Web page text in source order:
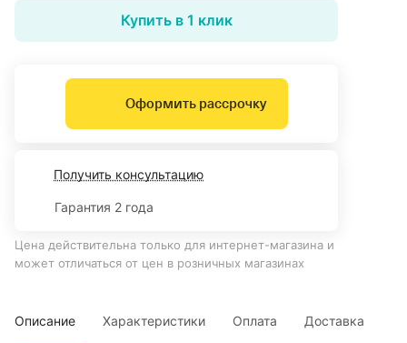
Купить в 1 клик
Оформить рассрочку
Получить консультацию
Гарантия 2 года
Цена действительна только для интернет-магазина и
может отличаться от цен в розничных магазинах
Описание Характеристики Оплата Доставка